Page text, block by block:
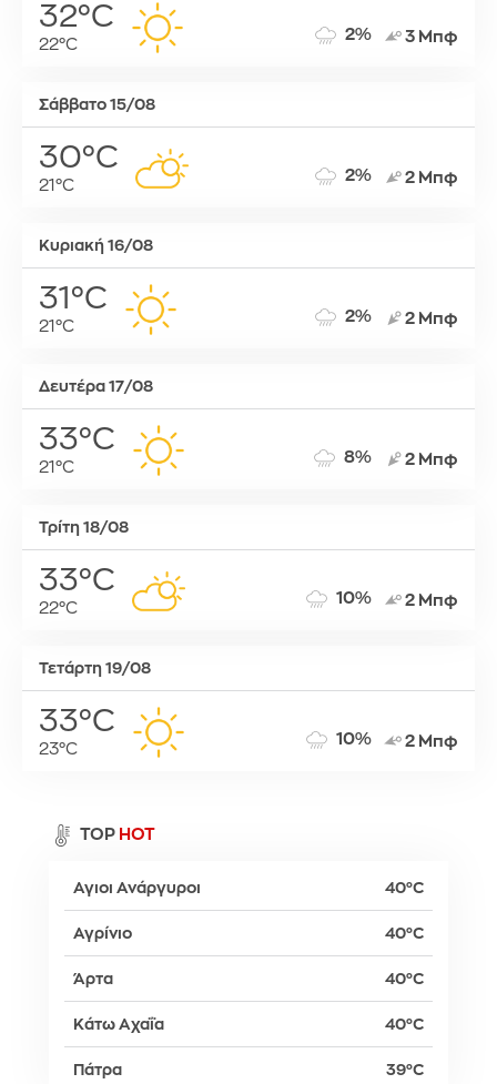
32°C
22°C
2% 3 Μπφ
Σάββατο 15/08
30°C
21°C
2% 2 Μπφ
Κυριακή 16/08
31°C
21°C
2% 2 Μπφ
Δευτέρα 17/08
33°C
21°C
8% 2 Μπφ
Τρίτη 18/08
33°C
22°C
10% 2 Μπφ
Τετάρτη 19/08
33°C
23°C
10% 2 Μπφ
TOP HOT
Αγιοι Ανάργυροι 40°C
Αγρίνιο 40°C
Άρτα 40°C
Κάτω Αχαΐα 40°C
Πάτρα 39°C